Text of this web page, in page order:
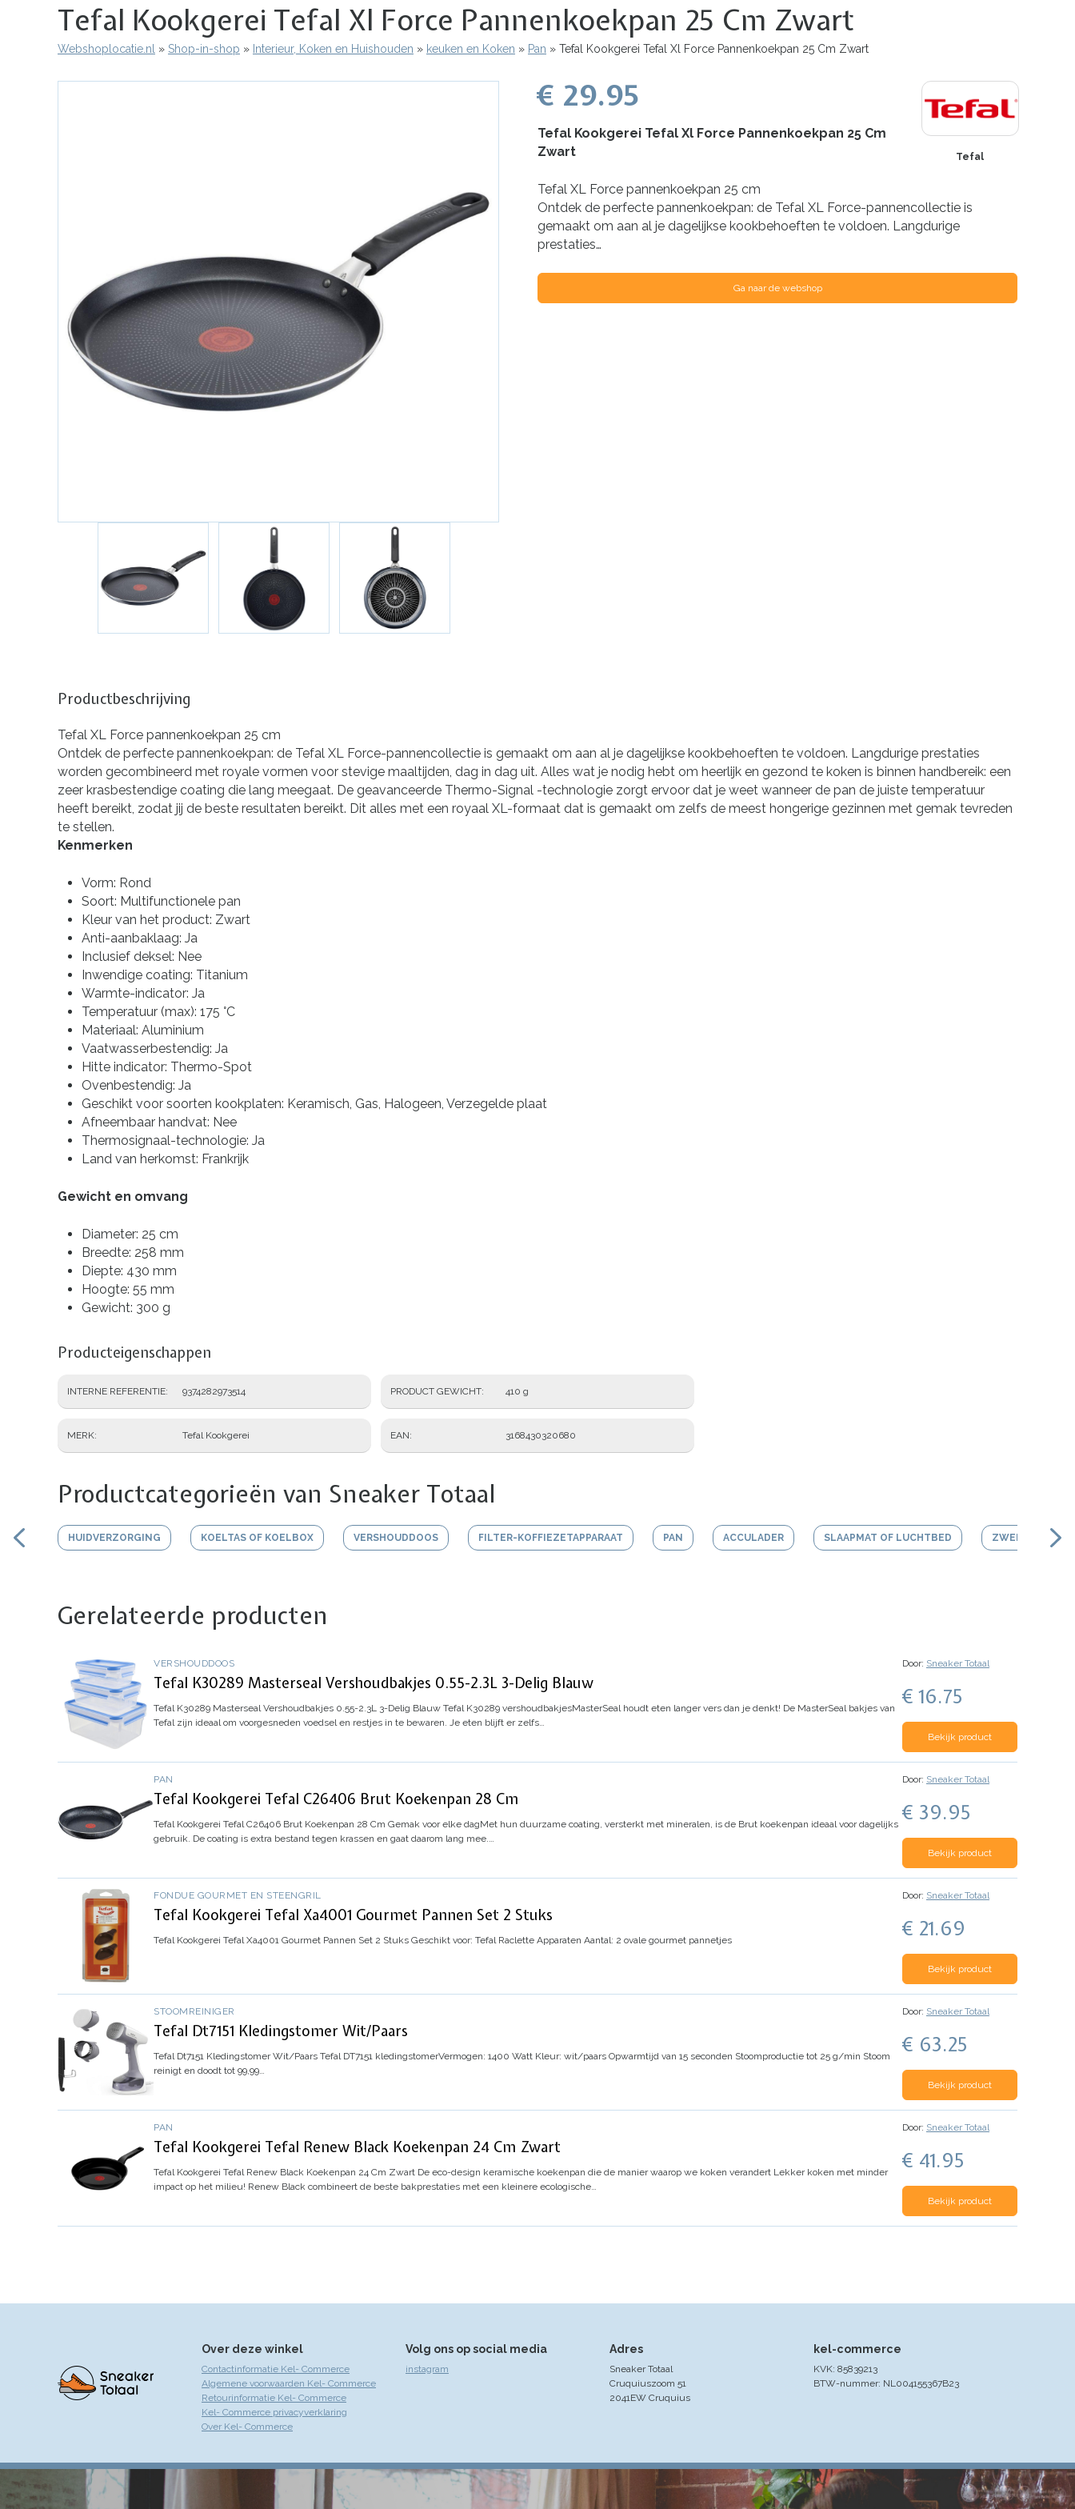
Tefal Kookgerei Tefal Xl Force Pannenkoekpan 25 Cm Zwart
Kruimelpad
Webshoplocatie.nl Shop-in-shop Interieur, Koken en Huishouden keuken en Koken Pan Tefal Kookgerei Tefal Xl Force Pannenkoekpan 25 Cm Zwart
Tefal
€ 29.95
Tefal Kookgerei Tefal Xl Force Pannenkoekpan 25 Cm
Zwart
Tefal XL Force pannenkoekpan 25 cm
Ontdek de perfecte pannenkoekpan: de Tefal XL Force-pannencollectie is
gemaakt om aan al je dagelijkse kookbehoeften te voldoen. Langdurige
prestaties…
Ga naar de webshop
Productbeschrijving
Tefal XL Force pannenkoekpan 25 cm
Ontdek de perfecte pannenkoekpan: de Tefal XL Force-pannencollectie is gemaakt om aan al je dagelijkse kookbehoeften te voldoen. Langdurige prestaties
worden gecombineerd met royale vormen voor stevige maaltijden, dag in dag uit. Alles wat je nodig hebt om heerlijk en gezond te koken is binnen handbereik: een
zeer krasbestendige coating die lang meegaat. De geavanceerde Thermo-Signal -technologie zorgt ervoor dat je weet wanneer de pan de juiste temperatuur
heeft bereikt, zodat jij de beste resultaten bereikt. Dit alles met een royaal XL-formaat dat is gemaakt om zelfs de meest hongerige gezinnen met gemak tevreden
te stellen.
Kenmerken
Vorm: Rond
Soort: Multifunctionele pan
Kleur van het product: Zwart
Anti-aanbaklaag: Ja
Inclusief deksel: Nee
Inwendige coating: Titanium
Warmte-indicator: Ja
Temperatuur (max): 175 °C
Materiaal: Aluminium
Vaatwasserbestendig: Ja
Hitte indicator: Thermo-Spot
Ovenbestendig: Ja
Geschikt voor soorten kookplaten: Keramisch, Gas, Halogeen, Verzegelde plaat
Afneembaar handvat: Nee
Thermosignaal-technologie: Ja
Land van herkomst: Frankrijk
Gewicht en omvang
Diameter: 25 cm
Breedte: 258 mm
Diepte: 430 mm
Hoogte: 55 mm
Gewicht: 300 g
Producteigenschappen
INTERNE REFERENTIE 9374282973514
MERK Tefal Kookgerei
PRODUCT GEWICHT 410 g
EAN 3168430320680
Productcategorieën van Sneaker Totaal
HUIDVERZORGING KOELTAS OF KOELBOX VERSHOUDDOOS FILTER-KOFFIEZETAPPARAAT PAN ACCULADER SLAAPMAT OF LUCHTBED ZWEMBAD
Gerelateerde producten
VERSHOUDDOOS
Tefal K30289 Masterseal Vershoudbakjes 0.55-2.3L 3-Delig Blauw
Tefal K30289 Masterseal Vershoudbakjes 0.55-2.3L 3-Delig Blauw Tefal K30289 vershoudbakjesMasterSeal houdt eten langer vers dan je denkt! De MasterSeal bakjes van
Tefal zijn ideaal om voorgesneden voedsel en restjes in te bewaren. Je eten blijft er zelfs…
Door: Sneaker Totaal
€ 16.75
Bekijk product
PAN
Tefal Kookgerei Tefal C26406 Brut Koekenpan 28 Cm
Tefal Kookgerei Tefal C26406 Brut Koekenpan 28 Cm Gemak voor elke dagMet hun duurzame coating, versterkt met mineralen, is de Brut koekenpan ideaal voor dagelijks
gebruik. De coating is extra bestand tegen krassen en gaat daarom lang mee.…
Door: Sneaker Totaal
€ 39.95
Bekijk product
FONDUE GOURMET EN STEENGRIL
Tefal Kookgerei Tefal Xa4001 Gourmet Pannen Set 2 Stuks
Tefal Kookgerei Tefal Xa4001 Gourmet Pannen Set 2 Stuks Geschikt voor: Tefal Raclette Apparaten Aantal: 2 ovale gourmet pannetjes
Door: Sneaker Totaal
€ 21.69
Bekijk product
STOOMREINIGER
Tefal Dt7151 Kledingstomer Wit/Paars
Tefal Dt7151 Kledingstomer Wit/Paars Tefal DT7151 kledingstomerVermogen: 1400 Watt Kleur: wit/paars Opwarmtijd van 15 seconden Stoomproductie tot 25 g/min Stoom
reinigt en doodt tot 99,99…
Door: Sneaker Totaal
€ 63.25
Bekijk product
PAN
Tefal Kookgerei Tefal Renew Black Koekenpan 24 Cm Zwart
Tefal Kookgerei Tefal Renew Black Koekenpan 24 Cm Zwart De eco-design keramische koekenpan die de manier waarop we koken verandert Lekker koken met minder
impact op het milieu! Renew Black combineert de beste bakprestaties met een kleinere ecologische…
Door: Sneaker Totaal
€ 41.95
Bekijk product
Over deze winkel
Contactinformatie Kel- Commerce
Algemene voorwaarden Kel- Commerce
Retourinformatie Kel- Commerce
Kel- Commerce privacyverklaring
Over Kel- Commerce
Volg ons op social media
instagram
Adres
Sneaker Totaal
Cruquiuszoom 51
2041EW Cruquius
kel-commerce
KVK: 85839213
BTW-nummer: NL004155367B23